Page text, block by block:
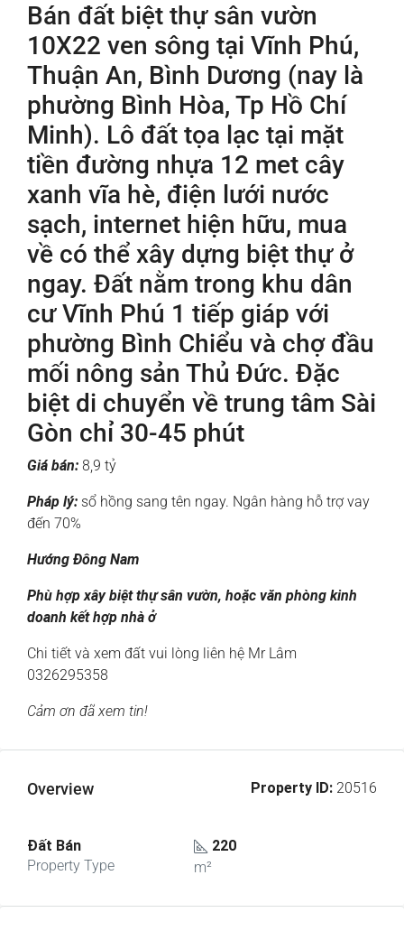
Bán đất biệt thự sân vườn
10X22 ven sông tại Vĩnh Phú,
Thuận An, Bình Dương (nay là
phường Bình Hòa, Tp Hồ Chí
Minh). Lô đất tọa lạc tại mặt
tiền đường nhựa 12 met cây
xanh vĩa hè, điện lưới nước
sạch, internet hiện hữu, mua
về có thể xây dựng biệt thự ở
ngay. Đất nằm trong khu dân
cư Vĩnh Phú 1 tiếp giáp với
phường Bình Chiểu và chợ đầu
mối nông sản Thủ Đức. Đặc
biệt di chuyển về trung tâm Sài
Gòn chỉ 30-45 phút
Giá bán: 8,9 tỷ
Pháp lý: sổ hồng sang tên ngay. Ngân hàng hỗ trợ vay
đến 70%
Hướng Đông Nam
Phù hợp xây biệt thự sân vườn, hoặc văn phòng kinh
doanh kết hợp nhà ở
Chi tiết và xem đất vui lòng liên hệ Mr Lâm
0326295358
Cảm ơn đã xem tin!
Overview Property ID: 20516
Đất Bán
Property Type
220
m²